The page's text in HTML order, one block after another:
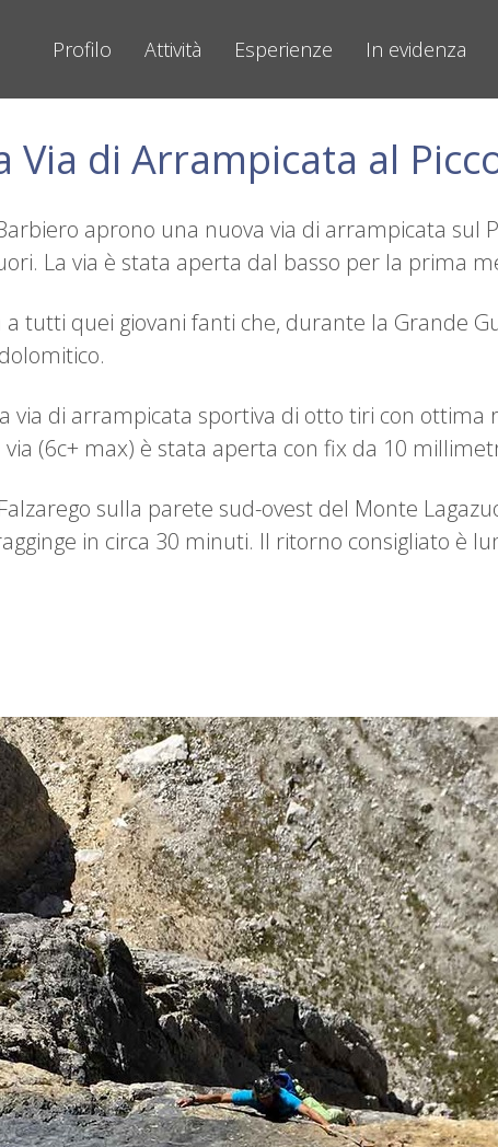
Profilo Attività Esperienze In evidenza
Via di Arrampicata al
aprono una nuova via di arrampicata sul
La via è stata aperta dal basso per la prima
a tutti quei giovani fanti che, durante la Grande
via di arrampicata sportiva di otto tiri con ottima
via (6c+ max) è stata aperta con fix da 10
sulla parete sud-ovest del Monte
in circa 30 minuti. Il ritorno consigliato è